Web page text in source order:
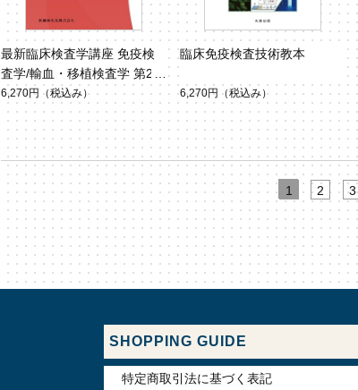
最新臨床検査学講座 免疫検
査学/輸血・移植検査学 第2版
6,270円 （税込み）
臨床免疫検査技術教本
6,270円 （税込み）
1 2 3
SHOPPING GUIDE
特定商取引法に基づく表記